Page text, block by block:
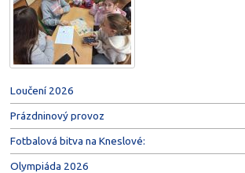
Loučení 2026
Prázdninový provoz
Fotbalová bitva na Kneslové:
Olympiáda 2026